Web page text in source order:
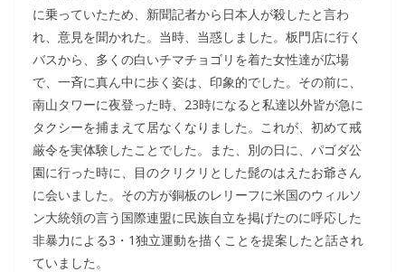
に乗っていたため、新聞記者から日本人が殺したと言わ
れ、意見を聞かれた。当時、当惑しました。板門店に行く
バスから、多くの白いチマチョゴリを着た女性達が広場
で、一斉に真ん中に歩く姿は、印象的でした。その前に、
南山タワーに夜登った時、23時になると私達以外皆が急に
タクシーを捕まえて居なくなりました。これが、初めて戒
厳令を実体験したことでした。また、別の日に、パゴダ公
園に行った時に、目のクリクリとした髭のはえたお爺さん
に会いました。その方が銅板のレリーフに米国のウィルソ
ン大統領の言う国際連盟に民族自立を掲げたのに呼応した
非暴力による3・1独立運動を描くことを提案したと話され
ていました。